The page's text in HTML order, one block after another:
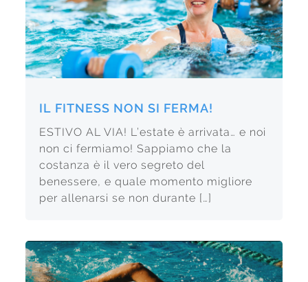
IL FITNESS NON SI FERMA!
ESTIVO AL VIA! L’estate è arrivata… e noi
non ci fermiamo! Sappiamo che la
costanza è il vero segreto del
benessere, e quale momento migliore
per allenarsi se non durante […]